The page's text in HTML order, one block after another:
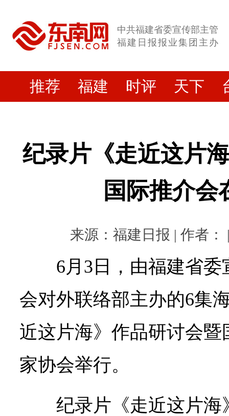
中共福建省委宣传部主管
福建日报报业集团主办
推荐 福建 时评 天下
纪录片《走近这片
国际推介会
来源：福建日报 | 作者：
6月3日，由福建省
会对外联络部主办的6集
近这片海》作品研讨会
家协会举行。
纪录片《走近这片